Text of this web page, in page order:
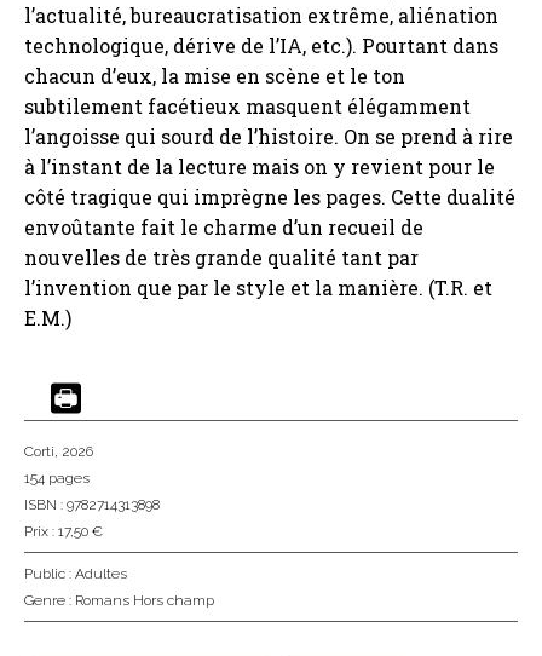
l’actualité, bureaucratisation extrême, aliénation
technologique, dérive de l’IA, etc.). Pourtant dans
chacun d’eux, la mise en scène et le ton
subtilement facétieux masquent élégamment
l’angoisse qui sourd de l’histoire. On se prend à rire
à l’instant de la lecture mais on y revient pour le
côté tragique qui imprègne les pages. Cette dualité
envoûtante fait le charme d’un recueil de
nouvelles de très grande qualité tant par
l’invention que par le style et la manière. (T.R. et
E.M.)
Corti, 2026
154 pages
ISBN : 9782714313898
Prix : 17,50 €
Public : Adultes
Genre : Romans Hors champ